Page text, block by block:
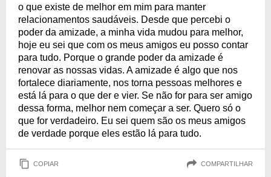
o que existe de melhor em mim para manter
relacionamentos saudáveis. Desde que percebi o
poder da amizade, a minha vida mudou para melhor,
hoje eu sei que com os meus amigos eu posso contar
para tudo. Porque o grande poder da amizade é
renovar as nossas vidas. A amizade é algo que nos
fortalece diariamente, nos torna pessoas melhores e
está lá para o que der e vier. Se não for para ser amigo
dessa forma, melhor nem começar a ser. Quero só o
que for verdadeiro. Eu sei quem são os meus amigos
de verdade porque eles estão lá para tudo.
COPIAR COMPARTILHAR